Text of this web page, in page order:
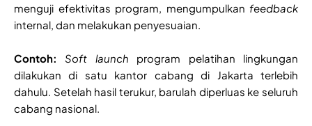
menguji efektivitas program, mengumpulkan feedback
internal, dan melakukan penyesuaian.
Contoh: Soft launch program pelatihan lingkungan
dilakukan di satu kantor cabang di Jakarta terlebih
dahulu. Setelah hasil terukur, barulah diperluas ke seluruh
cabang nasional.